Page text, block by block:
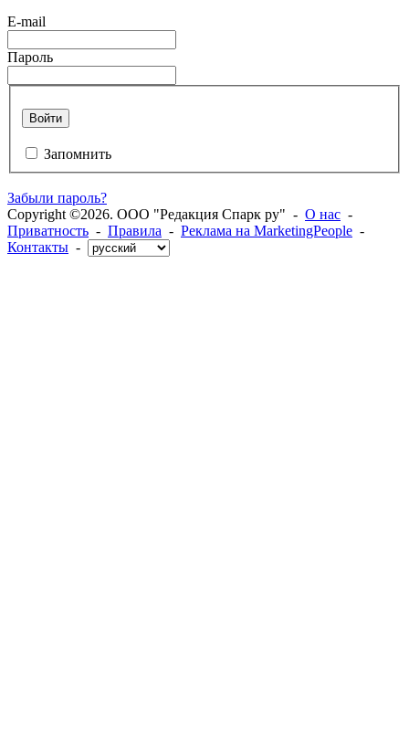
E-mail
Пароль
Войти
Запомнить
Забыли пароль?
Copyright ©2026. ООО "Редакция Спарк ру" - О нас -
Приватность - Правила - Реклама на MarketingPeople -
Контакты -